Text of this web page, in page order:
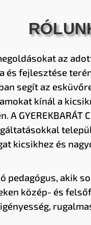
az
fejlesztése terén.
segít az
kínál a
GYEREKBARÁT
települ
kicsikhez és
pedagógus, akik
közép- és